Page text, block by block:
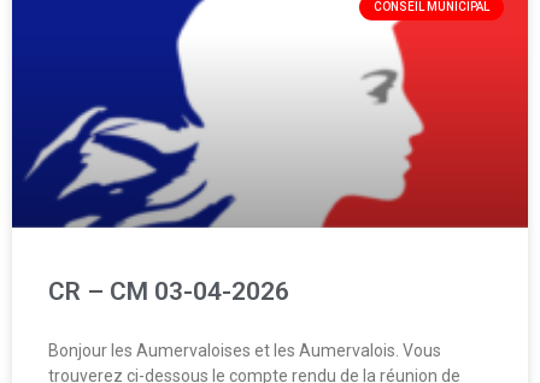
CONSEIL MUNICIPAL
CR – CM 03-04-2026
Bonjour les Aumervaloises et les Aumervalois. Vous
trouverez ci-dessous le compte rendu de la réunion de